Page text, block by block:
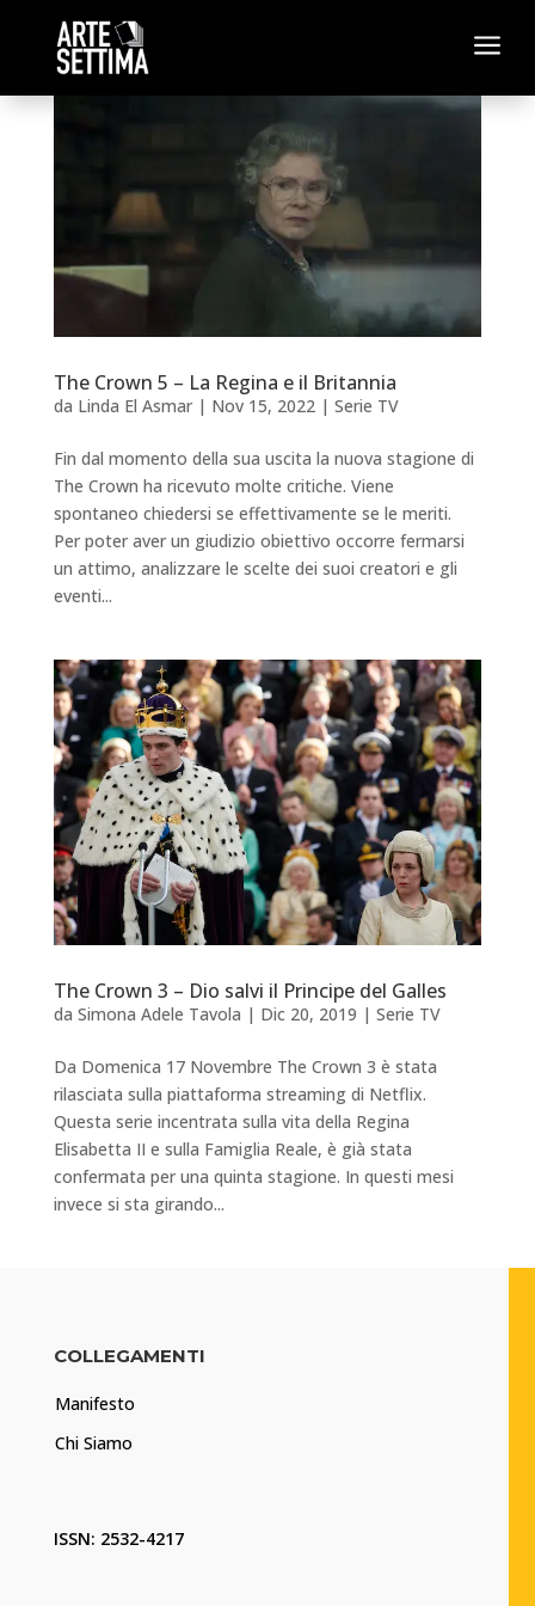
a
The Crown 5 – La Regina e il Britannia
da Linda El Asmar| Nov 15, 2022| Serie TV
Fin dal momento della sua uscita la nuova stagione di
The Crown ha ricevuto molte critiche. Viene
spontaneo chiedersi se effettivamente se le meriti.
Per poter aver un giudizio obiettivo occorre fermarsi
un attimo, analizzare le scelte dei suoi creatori e gli
eventi...
The Crown 3 – Dio salvi il Principe del Galles
da Simona Adele Tavola | Dic 20, 2019 | Serie TV
Da Domenica 17 Novembre The Crown 3 è stata
rilasciata sulla piattaforma streaming di Netflix.
Questa serie incentrata sulla vita della Regina
Elisabetta II e sulla Famiglia Reale, è già stata
confermata per una quinta stagione. In questi mesi
invece si sta girando...
COLLEGAMENTI
Manifesto
Chi Siamo
ISSN: 2532-4217